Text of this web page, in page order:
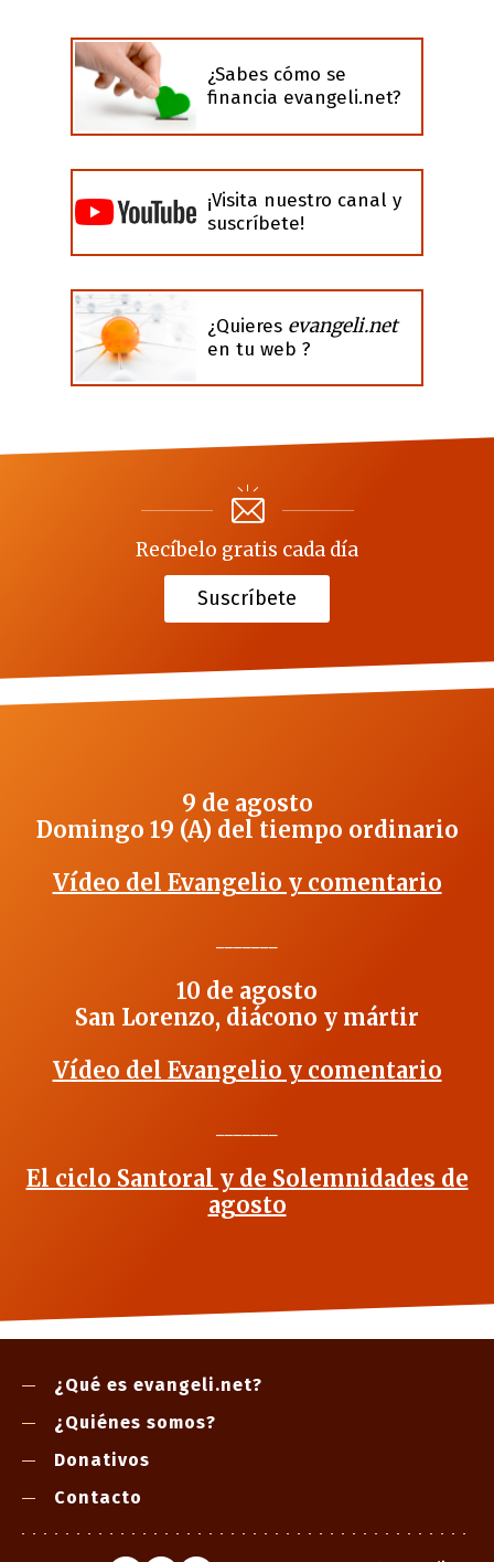
¿Sabes cómo se
financia evangeli.net?
¡Visita nuestro canal y
suscríbete!
¿Quieres evangeli.net
en tu web ?
Recíbelo gratis cada día
Suscríbete
9 de agosto
Domingo 19 (A) del tiempo ordinario
Vídeo del Evangelio y comentario
10 de agosto
San Lorenzo, diácono y mártir
Vídeo del Evangelio y comentario
El ciclo Santoral y de Solemnidades de
agosto
¿Qué es evangeli.net?
¿Quiénes somos?
Donativos
Contacto